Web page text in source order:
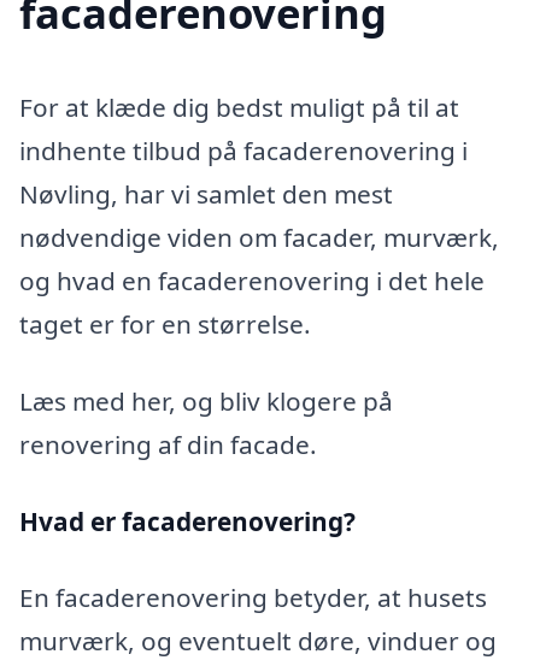
facaderenovering
For at klæde dig bedst muligt på til at
indhente tilbud på facaderenovering i
Nøvling, har vi samlet den mest
nødvendige viden om facader, murværk,
og hvad en facaderenovering i det hele
taget er for en størrelse.
Læs med her, og bliv klogere på
renovering af din facade.
Hvad er facaderenovering?
En facaderenovering betyder, at husets
murværk, og eventuelt døre, vinduer og